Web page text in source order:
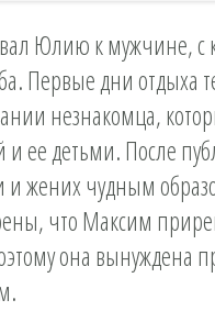
Юлию к мужчине, с
Первые дни отдыха
незнакомца,
и ее детьми. После
жених чудным
что Максим
она вынуждена